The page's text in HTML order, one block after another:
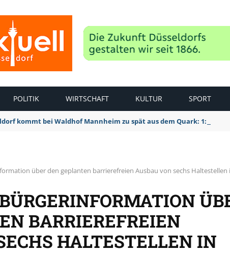
POLITIK WIRTSCHAFT KULTUR SPORT
kommt bei Waldhof Mannheim zu spät aus dem Quark: 1:2
über den geplanten barrierefreien Ausbau von sechs Haltestellen
BARRIEREFREIEN
HALTESTELLEN IN